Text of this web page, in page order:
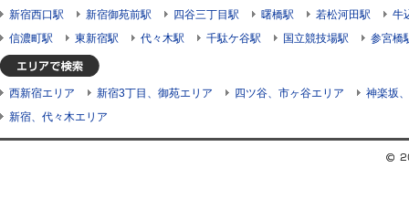
新宿西口駅
新宿御苑前駅 四谷三丁目駅 曙橋駅 若松河田駅
牛
信濃町駅
東新宿駅 代々木駅 千駄ケ谷駅 国立競技場駅 参宮橋
西新宿エリア 新宿3丁目、御苑エリア 四ツ谷、市ヶ谷エリア
神楽坂
新宿、代々木エリア